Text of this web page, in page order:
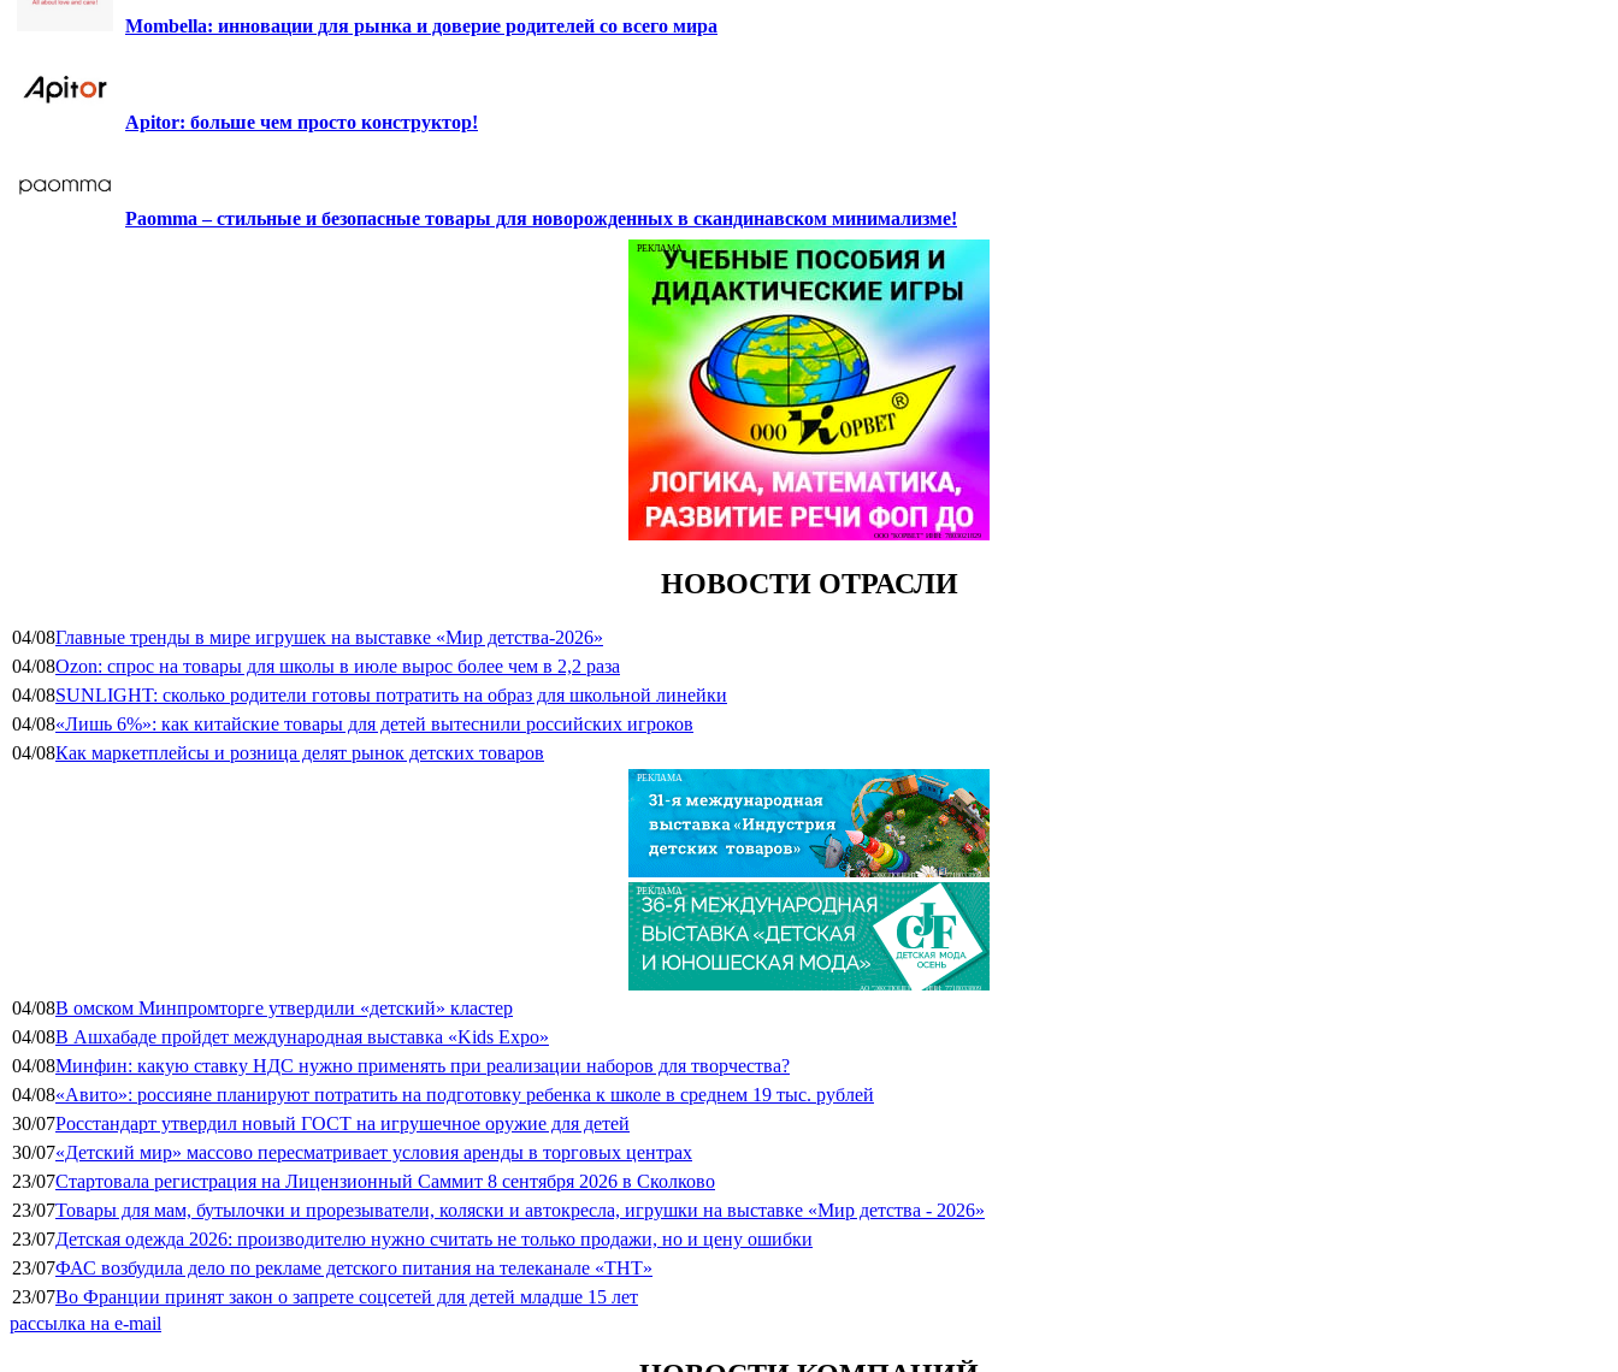
Mombella: инновации для рынка и доверие родителей со всего мира
Apitor: больше чем просто конструктор!
Paomma – стильные и безопасные товары для новорожденных в скандинавском минимализме!
РЕКЛАМА
ООО "КОРВЕТ" ИНН: 7803021829
НОВОСТИ ОТРАСЛИ
04/08Главные тренды в мире игрушек на выставке «Мир детства-2026»
04/08Ozon: спрос на товары для школы в июле вырос более чем в 2,2 раза
04/08SUNLIGHT: сколько родители готовы потратить на образ для школьной линейки
04/08«Лишь 6%»: как китайские товары для детей вытеснили российских игроков
04/08Как маркетплейсы и розница делят рынок детских товаров
РЕКЛАМА
АО "ЭКСПОЦЕНТР" ИНН: 7718033809
РЕКЛАМА
АО "ЭКСПОЦЕНТР" ИНН: 7718033809
04/08В омском Минпромторге утвердили «детский» кластер
04/08В Ашхабаде пройдет международная выставка «Kids Expo»
04/08Минфин: какую ставку НДС нужно применять при реализации наборов для творчества?
04/08«Авито»: россияне планируют потратить на подготовку ребенка к школе в среднем 19 тыс. рублей
30/07Росстандарт утвердил новый ГОСТ на игрушечное оружие для детей
30/07«Детский мир» массово пересматривает условия аренды в торговых центрах
23/07Стартовала регистрация на Лицензионный Саммит 8 сентября 2026 в Сколково
23/07Товары для мам, бутылочки и прорезыватели, коляски и автокресла, игрушки на выставке «Мир детства - 2026»
23/07Детская одежда 2026: производителю нужно считать не только продажи, но и цену ошибки
23/07ФАС возбудила дело по рекламе детского питания на телеканале «ТНТ»
23/07Во Франции принят закон о запрете соцсетей для детей младше 15 лет
рассылка на e-mail